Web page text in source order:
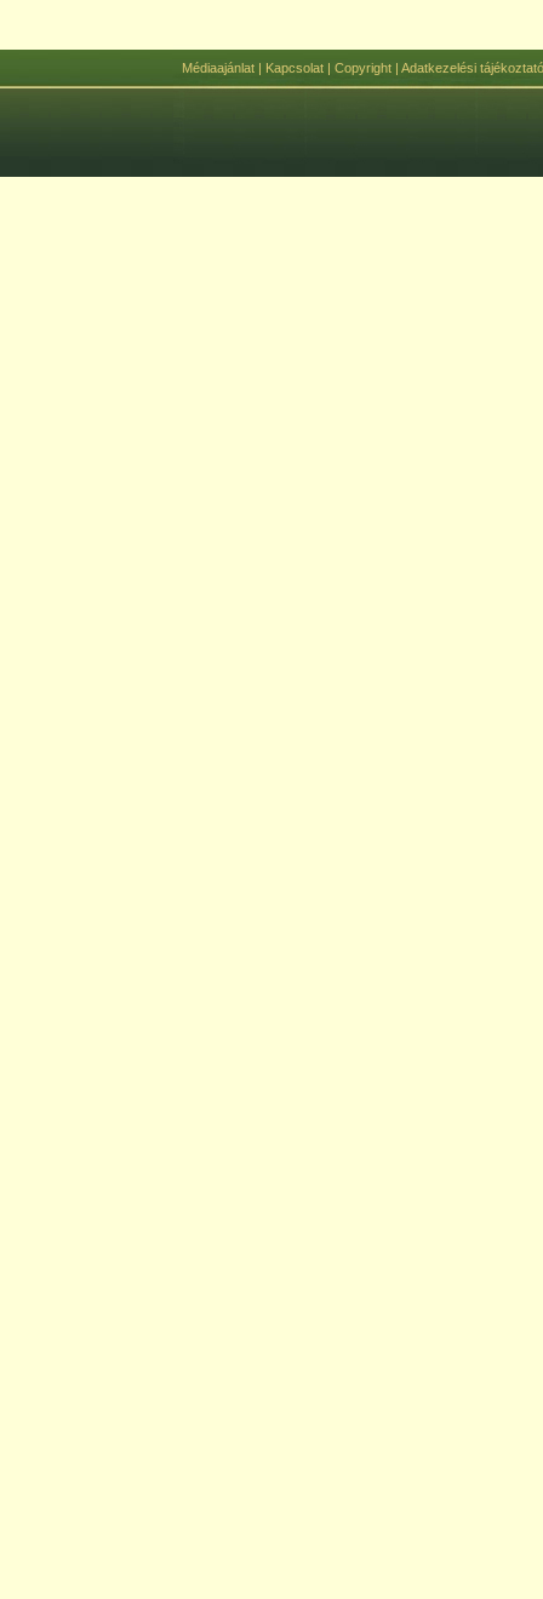
Médiaajánlat| Kapcsolat| Copyright| Adatkezelési tájékoztató